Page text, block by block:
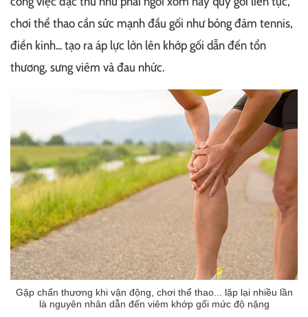
chơi thể thao cần sức mạnh đầu gối như bóng đám tennis,
điền kinh... tạo ra áp lực lớn lên khớp gối dẫn đến tổn
thương, sưng viêm và đau nhức.
Gặp chấn thương khi vận động, chơi thể thao... lặp lại nhiều lần
là nguyên nhân dẫn đến viêm khớp gối mức độ nặng